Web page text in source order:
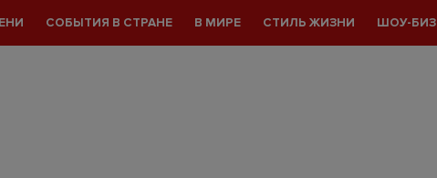
СОБЫТИЯ В СТРАНЕ В МИРЕ СТИЛЬ ЖИЗНИ ШОУ-БИЗ